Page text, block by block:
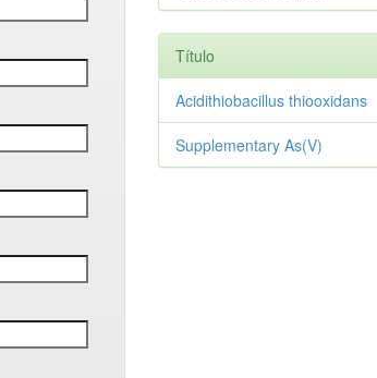
Título
Acidithiobacillus thiooxidans
Supplementary As(V)